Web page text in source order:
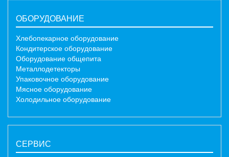
ОБОРУДОВАНИЕ
Хлебопекарное оборудование
Кондитерское оборудование
Оборудование общепита
Металлодетекторы
Упаковочное оборудование
Мясное оборудование
Холодильное оборудование
СЕРВИС